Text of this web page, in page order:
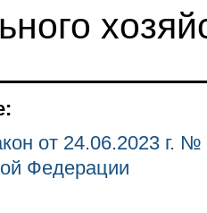
от 24.06.2023 г.
Федерации